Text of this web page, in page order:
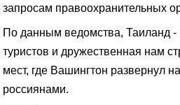
запросам правоохранительных
По данным ведомства, Таиланд -
туристов и дружественная нам
мест, где Вашингтон развернул
россиянами.